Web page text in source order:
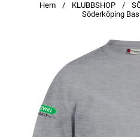
Hem KLUBBSHOP
Söderköping